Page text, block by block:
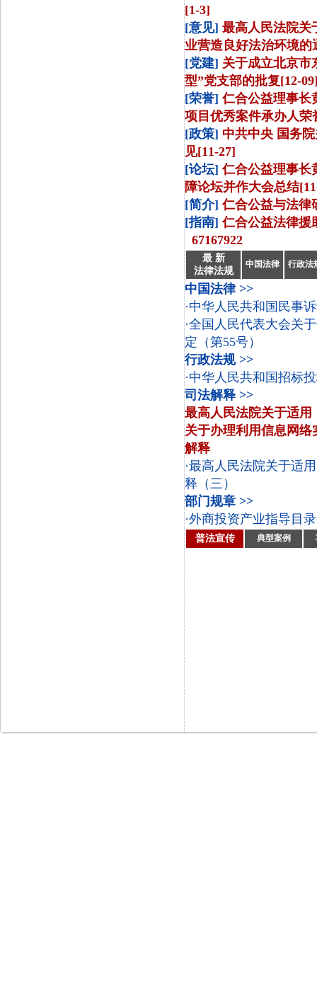
[1-3]
[意见] 最高人民法院关
业营造良好法治环境的
[党建] 关于成立北京市
型”党支部的批复[12-
[荣誉] 仁合公益理事长
项目优秀案件承办人荣
[政策] 中共中央 国务
见[11-27]
[论坛] 仁合公益理事长
障论坛并作大会总结
[简介] 仁合公益与法律
[指南] 仁合公益法律援
67167922
最 新
法律法规
中国法律 行政法
中国法律 >>
·中华人民共和国民事
·全国人民代表大会关
定（第55号）
行政法规 >>
·中华人民共和国招标
司法解释 >>
最高人民法院关于适
关于办理利用信息网
解释
·最高人民法院关于适
释（三）
部门规章 >>
·外商投资产业指导目
普法宣传 典型案例